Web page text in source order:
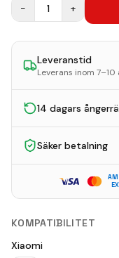
− 1 +
Leveranstid
Leverans inom
14 dagars
Säker betalning
KOMPATIBILITET
Xiaomi